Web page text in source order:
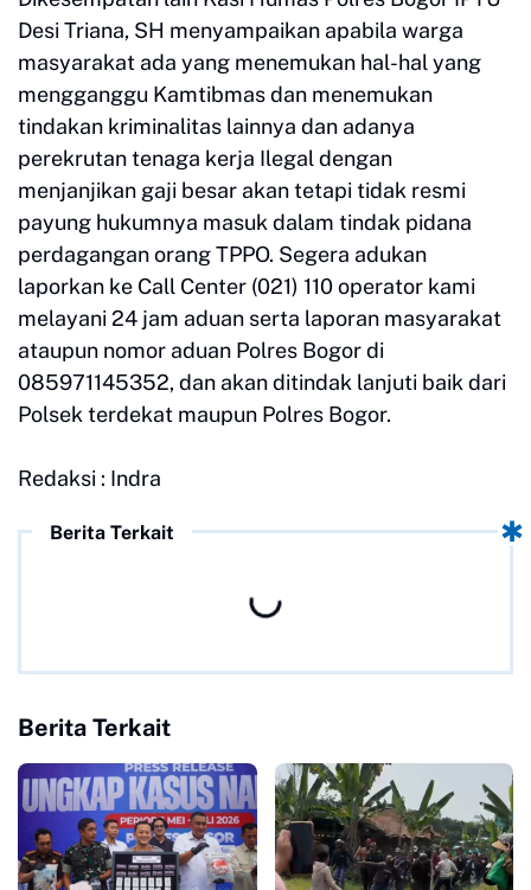
Desi Triana, SH menyampaikan apabila warga
masyarakat ada yang menemukan hal-hal yang
mengganggu Kamtibmas dan menemukan
tindakan kriminalitas lainnya dan adanya
perekrutan tenaga kerja Ilegal dengan
menjanjikan gaji besar akan tetapi tidak resmi
payung hukumnya masuk dalam tindak pidana
perdagangan orang TPPO. Segera adukan
laporkan ke Call Center (021) 110 operator kami
melayani 24 jam aduan serta laporan masyarakat
ataupun nomor aduan Polres Bogor di
085971145352, dan akan ditindak lanjuti baik dari
Polsek terdekat maupun Polres Bogor.
Redaksi : Indra
Berita Terkait
Berita Terkait